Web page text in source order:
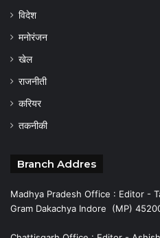
विदेश
मनोरंजन
खेल
राजनीती
करियर
तकनीकी
Branch Addres
Madhya Pradesh Office : Editor -
Gram Dakachya Indore (MP)